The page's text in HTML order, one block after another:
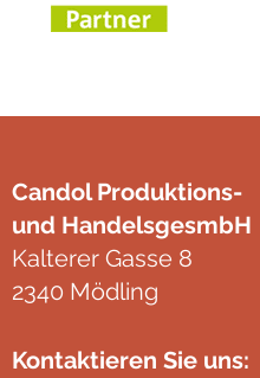
Candol Produktions-
und HandelsgesmbH
Kalterer Gasse 8
2340 Mödling
Kontaktieren Sie uns: